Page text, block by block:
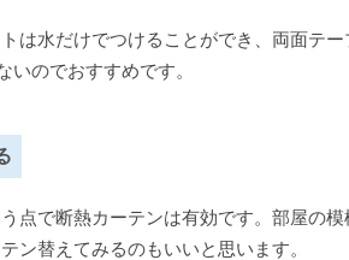
は水だけでつけることができ、両面テ
いのでおすすめです。
点で断熱カーテンは有効です。部屋の模
ン替えてみるのもいいと思います。